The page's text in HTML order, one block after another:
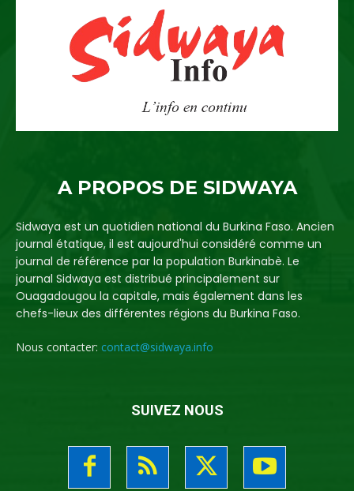
A PROPOS DE SIDWAYA
Sidwaya est un quotidien national du Burkina Faso. Ancien
journal étatique, il est aujourd'hui considéré comme un
journal de référence par la population Burkinabè. Le
journal Sidwaya est distribué principalement sur
Ouagadougou la capitale, mais également dans les
chefs-lieux des différentes régions du Burkina Faso.
Nous contacter: contact@sidwaya.info
SUIVEZ NOUS